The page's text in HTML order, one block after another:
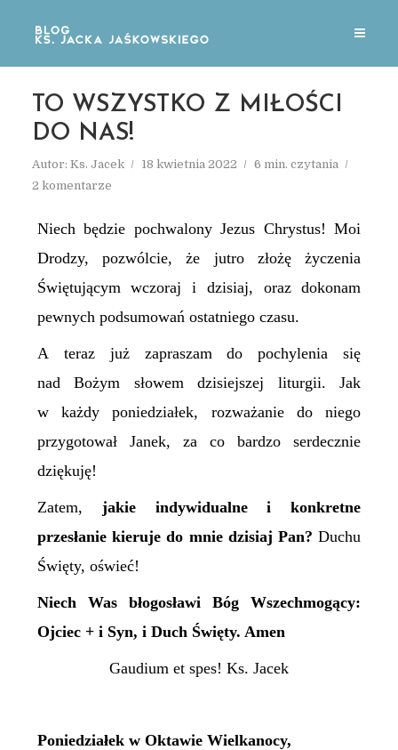
TO WSZYSTKO Z MIŁOŚCI
DO NAS!
Autor: Ks. Jacek 18 kwietnia 2022
6 min. czytania
2 komentarze
Niech będzie pochwalony Jezus Chrystus! Moi
Drodzy, pozwólcie, że jutro złożę życzenia
Świętującym wczoraj i dzisiaj, oraz dokonam
pewnych podsumowań ostatniego czasu.
A teraz już zapraszam do pochylenia się
nad Bożym słowem dzisiejszej liturgii. Jak
w każdy poniedziałek, rozważanie do niego
przygotował Janek, za co bardzo serdecznie
dziękuję!
Zatem, jakie indywidualne i konkretne
przesłanie kieruje do mnie dzisiaj Pan? Duchu
Święty, oświeć!
Niech Was błogosławi Bóg Wszechmogący:
Ojciec + i Syn, i Duch Święty. Amen
Gaudium et spes! Ks. Jacek
Poniedziałek w Oktawie Wielkanocy,